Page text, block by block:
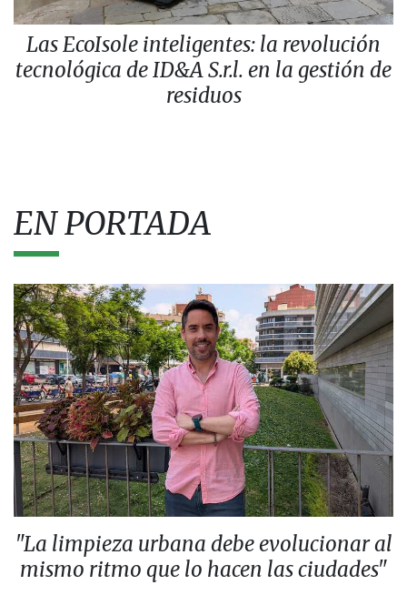
Las EcoIsole inteligentes: la revolución
tecnológica de ID&A S.r.l. en la gestión de
residuos
EN PORTADA
"La limpieza urbana debe evolucionar al
mismo ritmo que lo hacen las ciudades"